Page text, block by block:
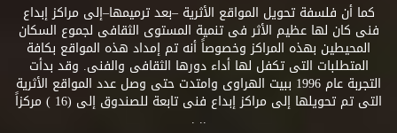
كما أن فلسفة تحويل المواقع الأثرية –بعد ترميمها–إلى مراكز إبداع
فنى كان لها عظيم الأثر فى تنمية المستوى الثقافى لجموع السكان
المحيطين بهذه المراكز وخصوصاً أنه تم إمداد هذه المواقع بكافة
المتطلبات التى تكفل لها أداء دورها الثقافى والفنى. وقد بدأت
التجربة عام 1996 ببيت الهراوى وامتدت حتى وصل عدد المواقع الأثرية
التى تم تحويلها إلى مراكز إبداع فنى تابعة للصندوق إلى (16 ) مركزاً
.. .